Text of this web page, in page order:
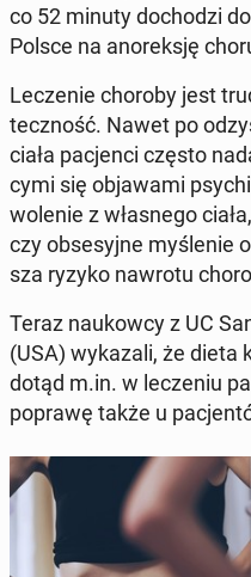
co 52 minuty do­cho­dzi
Polsce na ano­rek­sję
Le­cze­nie choroby jest
tecz­ność. Nawet po
ciała pa­cjen­ci często
cy­mi się ob­ja­wa­mi
wo­le­nie z wła­sne­go
czy ob­se­syj­ne my­śle­nie
sza ryzyko nawrotu
Teraz na­ukow­cy z UC
(USA) wy­ka­za­li, że dieta
dotąd m.in. w le­cze­niu
poprawę także u